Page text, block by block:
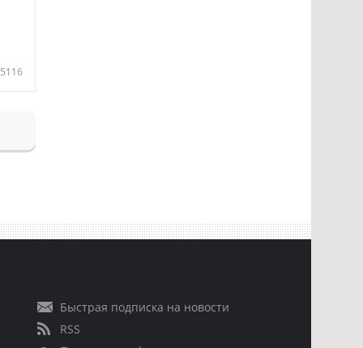
5116
Быстрая подписка на новости
RSS